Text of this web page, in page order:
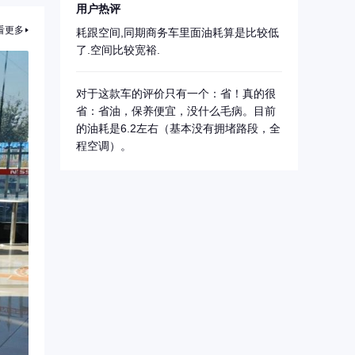
更多
用户热评
耗跟空间,同期商务车里面油耗算是比较低
了.空间比较宽裕.
对于这款车的评价只有一个：省！真的很
省：省油，保养便宜，没什么毛病。目前
的油耗是6.2左右（基本没有拥堵路段，全
程空调）。